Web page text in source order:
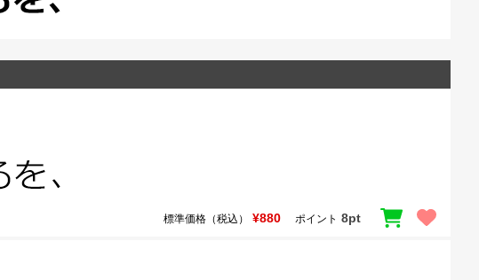
標準価格（税込） ¥880 ポイント 8pt